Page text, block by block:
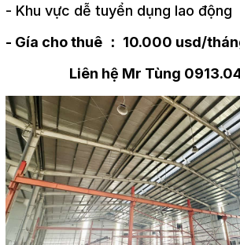
- Khu vực dễ tuyển dụng lao động
- Gía cho thuê ： 10.000 usd/
Liên hệ Mr Tùng